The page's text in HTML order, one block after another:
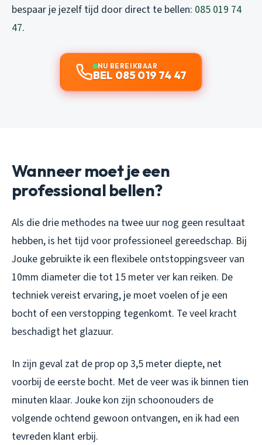
bespaar je jezelf tijd door direct te bellen: 085 019 74
47.
NU BEREIKBAAR
BEL 085 019 74 47
Wanneer moet je een
professional bellen?
Als die drie methodes na twee uur nog geen resultaat
hebben, is het tijd voor professioneel gereedschap. Bij
Jouke gebruikte ik een flexibele ontstoppingsveer van
10mm diameter die tot 15 meter ver kan reiken. De
techniek vereist ervaring, je moet voelen of je een
bocht of een verstopping tegenkomt. Te veel kracht
beschadigt het glazuur.
In zijn geval zat de prop op 3,5 meter diepte, net
voorbij de eerste bocht. Met de veer was ik binnen tien
minuten klaar. Jouke kon zijn schoonouders de
volgende ochtend gewoon ontvangen, en ik had een
tevreden klant erbij.